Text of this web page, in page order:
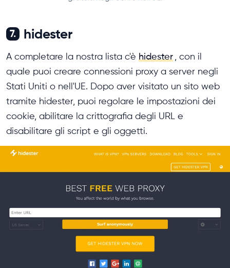
7. hidester
A completare la nostra lista c'è hidester , con il
quale puoi creare connessioni proxy a server negli
Stati Uniti o nell'UE. Dopo aver visitato un sito web
tramite hidester, puoi regolare le impostazioni dei
cookie, abilitare la crittografia degli URL e
disabilitare gli script e gli oggetti.